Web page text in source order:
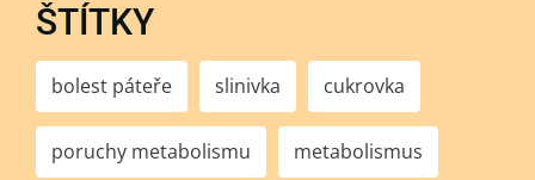
ŠTÍTKY
bolest páteře slinivka cukrovka
poruchy metabolismu metabolismus